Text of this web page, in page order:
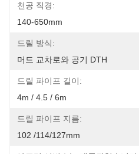
천공 직경:
140-650mm
드릴 방식:
머드 교차로와 공기 DTH
드릴 파이프 길이:
4m / 4.5 / 6m
드릴 파이프 지름:
102 /114/127mm